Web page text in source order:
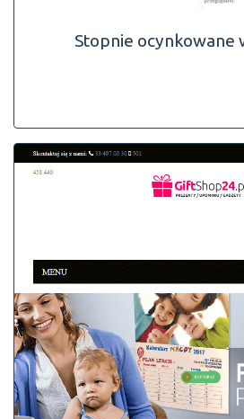
Stopnie ocynkowane